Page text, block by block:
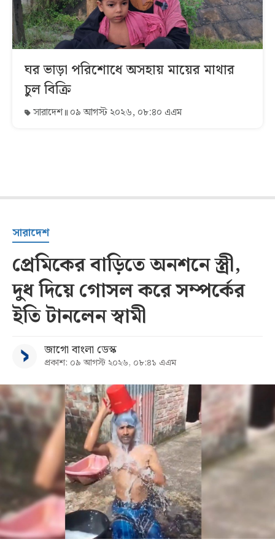
ঘর ভাড়া পরিশোধে অসহায় মায়ের মাথার
চুল বিক্রি
সারাদেশ ০৯ আগস্ট ২০২৬, ০৮:৪০ এএম
সারাদেশ
প্রেমিকের বাড়িতে অনশনে স্ত্রী,
দুধ দিয়ে গোসল করে সম্পর্কের
ইতি টানলেন স্বামী
জাগো বাংলা ডেস্ক
প্রকাশ: ০৯ আগস্ট ২০২৬, ০৮:৪১ এএম